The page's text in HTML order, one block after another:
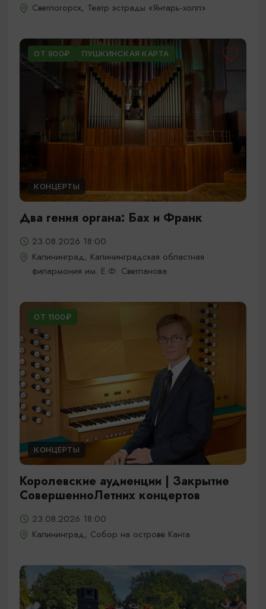
Светлогорск, Театр эстрады «Янтарь-холл»
ОТ 900₽ ПУШКИНСКАЯ КАРТА
КОНЦЕРТЫ
Два гения органа: Бах и Франк
23.08.2026 18:00
Калининград, Калининградская областная
филармония им. Е.Ф. Светланова
ОТ 1100₽
КОНЦЕРТЫ
Королевские аудиенции | Закрытие
СовершенноЛетних концертов
23.08.2026 18:00
Калининград, Собор на острове Канта